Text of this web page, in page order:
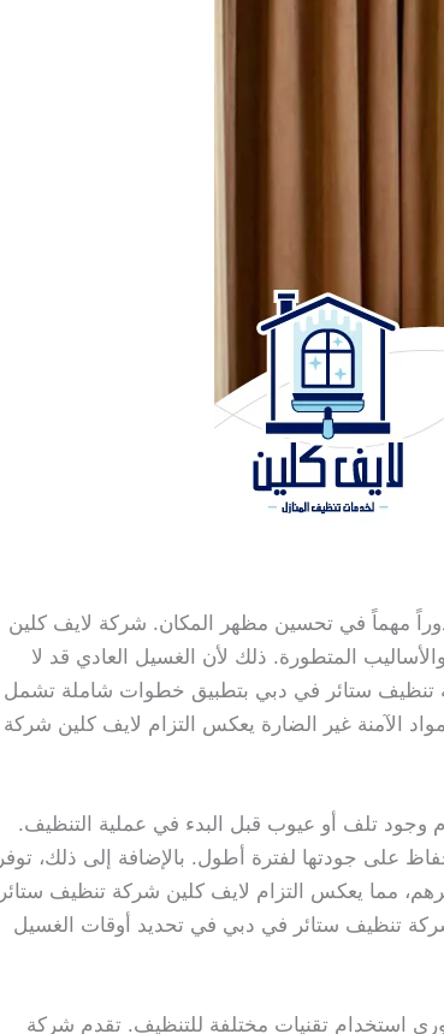
مهماً في تحسين مظهر المكان. شركة لايف كلين
المتطورة. ذلك لأن الغسيل العادي قد لا
تنظيف ستائر في دبي بتطبيق خطوات شاملة تشمل
الآمنة غير الضارة يعكس التزام لايف كلين شركة
وجود تلف أو عيوب قبل البدء في عملية التنظيف.
على جودتها لفترة أطول. بالإضافة إلى ذلك، توفر
مما يعكس التزام لايف كلين شركة تنظيف ستائر
تنظيف ستائر في دبي في تحديد أوقات الغسيل
استخدام تقنيات مختلفة للتنظيف. تقدم شركة